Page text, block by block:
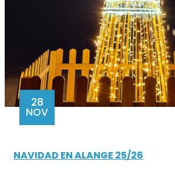
28
NOV
NAVIDAD EN ALANGE 25/26